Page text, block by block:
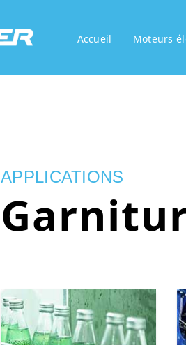
Accueil Moteurs
APPLICATIONS